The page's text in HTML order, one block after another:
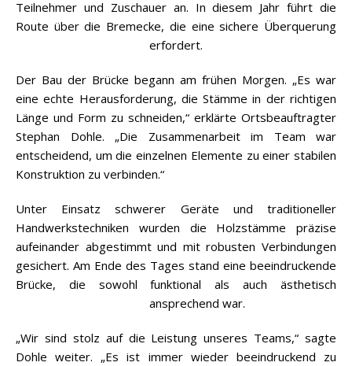
Teilnehmer und Zuschauer an. In diesem Jahr führt die
Route über die Bremecke, die eine sichere Überquerung
erfordert.
Der Bau der Brücke begann am frühen Morgen. „Es war
eine echte Herausforderung, die Stämme in der richtigen
Länge und Form zu schneiden,“ erklärte Ortsbeauftragter
Stephan Dohle. „Die Zusammenarbeit im Team war
entscheidend, um die einzelnen Elemente zu einer stabilen
Konstruktion zu verbinden.“
Unter Einsatz schwerer Geräte und traditioneller
Handwerkstechniken wurden die Holzstämme präzise
aufeinander abgestimmt und mit robusten Verbindungen
gesichert. Am Ende des Tages stand eine beeindruckende
Brücke, die sowohl funktional als auch ästhetisch
ansprechend war.
„Wir sind stolz auf die Leistung unseres Teams,“ sagte
Dohle weiter. „Es ist immer wieder beeindruckend zu